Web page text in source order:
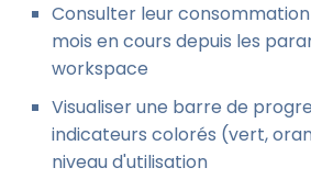
Consulter leur
mois en cours depuis les
workspace
Visualiser une barre de
indicateurs colorés (vert,
niveau d'utilisation